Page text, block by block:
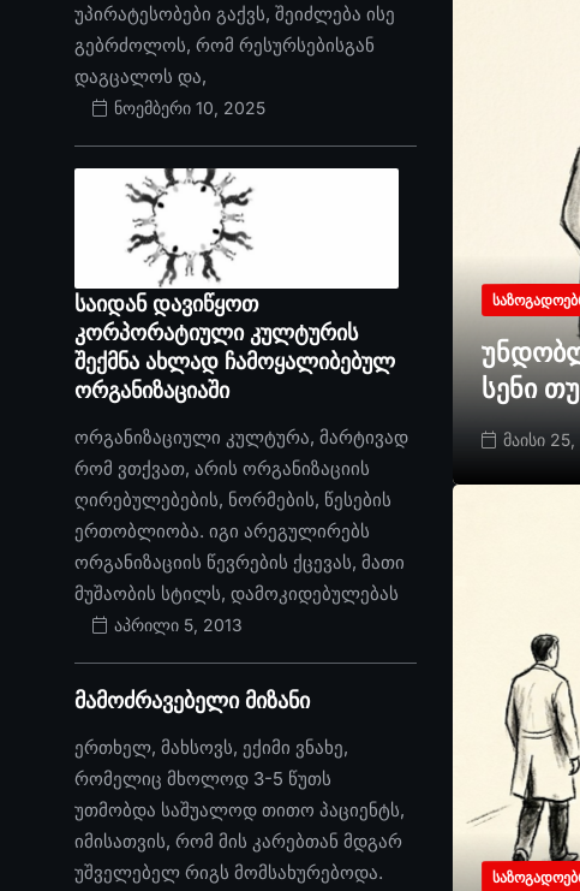
უპირატესობები გაქვს, შეიძლება ისე
გებრძოლოს, რომ რესურსებისგან
დაგცალოს და,
ნოემბერი 10, 2025
საიდან დავიწყოთ
კორპორატიული კულტურის
შექმნა ახლად ჩამოყალიბებულ
ორგანიზაციაში
ორგანიზაციული კულტურა, მარტივად
რომ ვთქვათ, არის ორგანიზაციის
ღირებულებების, ნორმების, წესების
ერთობლიობა. იგი არეგულირებს
ორგანიზაციის წევრების ქცევას, მათი
მუშაობის სტილს, დამოკიდებულებას
აპრილი 5, 2013
მამოძრავებელი მიზანი
ერთხელ, მახსოვს, ექიმი ვნახე,
რომელიც მხოლოდ 3-5 წუთს
უთმობდა საშუალოდ თითო პაციენტს,
იმისათვის, რომ მის კარებთან მდგარ
უშველებელ რიგს მომსახურებოდა.
სენი
მაისი